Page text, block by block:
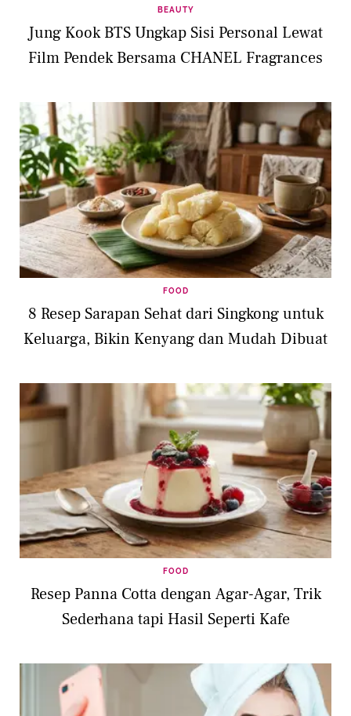
BEAUTY
Jung Kook BTS Ungkap Sisi Personal Lewat
Film Pendek Bersama CHANEL Fragrances
FOOD
8 Resep Sarapan Sehat dari Singkong untuk
Keluarga, Bikin Kenyang dan Mudah Dibuat
FOOD
Resep Panna Cotta dengan Agar-Agar, Trik
Sederhana tapi Hasil Seperti Kafe